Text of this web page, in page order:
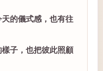
的儀式感，也有往
子，也把彼此照顧